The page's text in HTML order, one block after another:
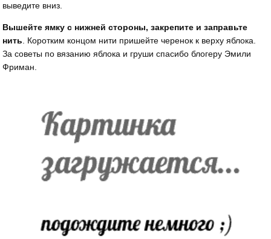
выведите вниз.
Вышейте ямку с нижней стороны, закрепите и заправьте
нить. Коротким концом нити пришейте черенок к верху яблока.
За советы по вязанию яблока и груши спасибо блогеру Эмили
Фриман.